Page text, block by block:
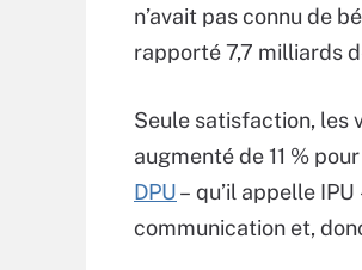
n’avait pas connu de
rapporté 7,7 milliards
Seule satisfaction, les
augmenté de 11 %
DPU– qu’il appelle
communication et,